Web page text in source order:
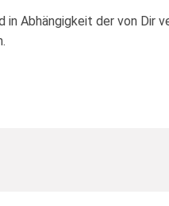
in Abhängigkeit der von Dir